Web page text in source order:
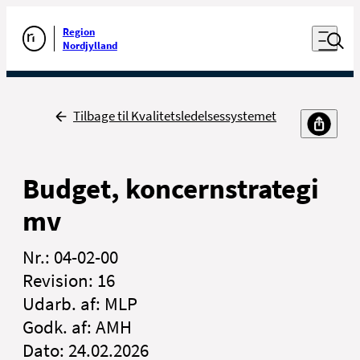
Gå til forsiden
Region
Nordjylland
Åben
Udfør søgning
Tilbage
Tilbage til Kvalitetsledelsessystemet
Budget, koncernstrategi
mv
Nr.: 04-02-00
Revision: 16
Udarb. af: MLP
Godk. af: AMH
Dato: 24.02.2026